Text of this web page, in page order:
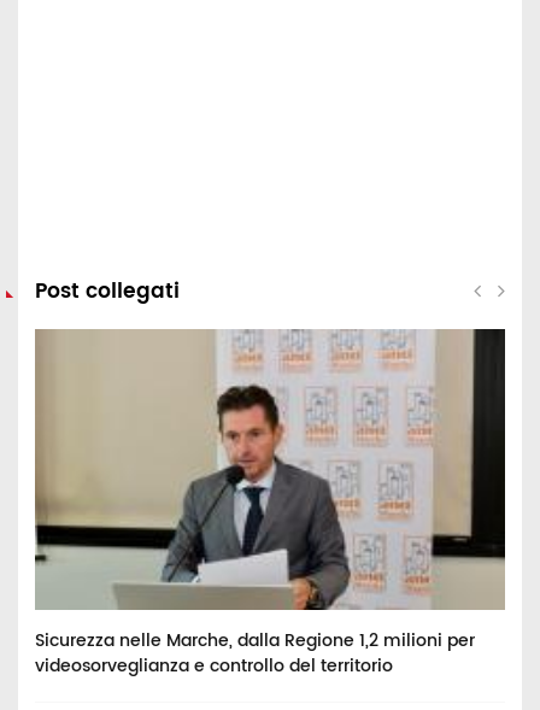
Post collegati
Sicurezza nelle Marche, dalla Regione 1,2 milioni per
videosorveglianza e controllo del territorio